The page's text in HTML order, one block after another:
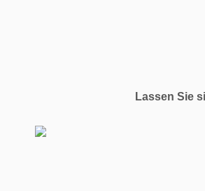
Lassen Sie